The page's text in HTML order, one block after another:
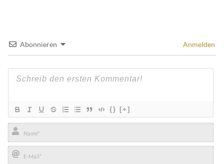
Abonnieren Anmelden
{} [+]
Name*